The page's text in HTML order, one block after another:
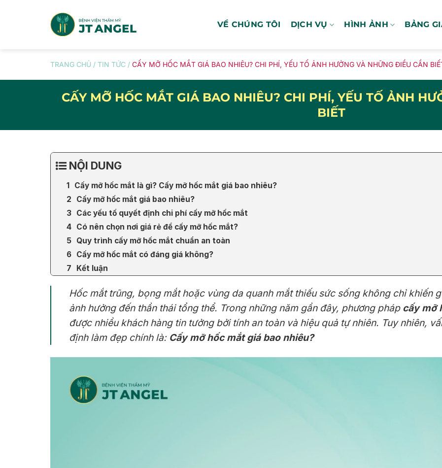
VỀ CHÚNG TÔI DỊCH VỤ HÌNH ẢNH BẢNG
TRANG CHỦ / TIN TỨC / CẤY MỠ HỐC MẮT GIÁ BAO NHIÊU? CHI PHÍ, YẾU TỐ ẢNH HƯỞNG VÀ NHỮNG ĐIỀU CẦN
CẤY MỠ HỐC MẮT GIÁ BAO NHIÊU? CHI PHÍ, YẾU TỐ ẢNH
BIẾT
NỘI DUNG
Cấy mỡ hốc mắt là gì? Cấy mỡ hốc mắt giá bao nhiêu?
Cấy mỡ hốc mắt giá bao nhiêu?
Các yếu tố quyết định chi phí cấy mỡ hốc mắt
Có nên chọn nơi giá rẻ để cấy mỡ hốc mắt?
Quy trình cấy mỡ hốc mắt chuẩn an toàn
Cấy mỡ hốc mắt có đáng giá không?
Kết luận
Hốc mắt trũng, bọng mắt hoặc vùng da quanh mắt thiếu sức sống không chỉ khiến
ảnh hưởng đến thần thái tổng thể. Trong những năm gần đây, phương pháp cấy mỡ
được nhiều khách hàng tin tưởng bởi tính an toàn và hiệu quả tự nhiên. Tuy nhiên,
định làm đẹp chính là: Cấy mỡ hốc mắt giá bao nhiêu?